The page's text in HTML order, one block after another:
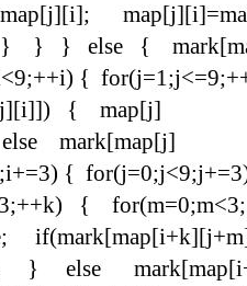
} } else {
{
{ map[j]
mark[map[j]
{
{
} else